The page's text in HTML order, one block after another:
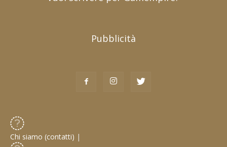
Pubblicità
Chi siamo (contatti) |